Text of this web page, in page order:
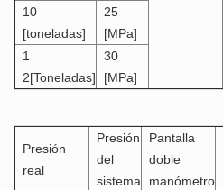
10
[toneladas]
25
[MPa]
1
2[Toneladas]
30
[MPa]
Presión
real
Presión
del
sistema
Pantalla
doble
manómetro